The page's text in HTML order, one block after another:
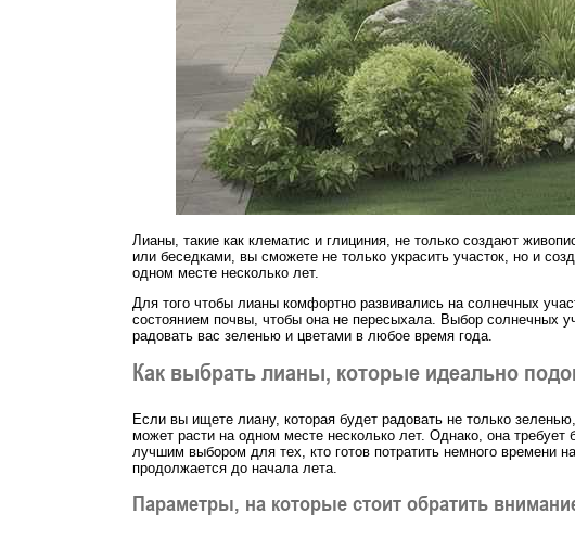
Лианы, такие как клематис и глициния, не только создают
или беседками, вы сможете не только украсить участок, но и
одном месте несколько лет.
Для того чтобы лианы комфортно развивались на солнечных
состоянием почвы, чтобы она не пересыхала. Выбор солнечных
радовать вас зеленью и цветами в любое время года.
Как выбрать лианы, которые идеально
Если вы ищете лиану, которая будет радовать не только
может расти на одном месте несколько лет. Однако, она
лучшим выбором для тех, кто готов потратить немного времени
продолжается до начала лета.
Параметры, на которые стоит обратить